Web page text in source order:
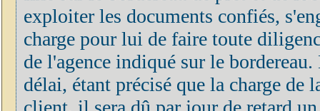
exploiter les documents confiés,
charge pour lui de faire toute
de l'agence indiqué sur le
délai, étant précisé que la charge de